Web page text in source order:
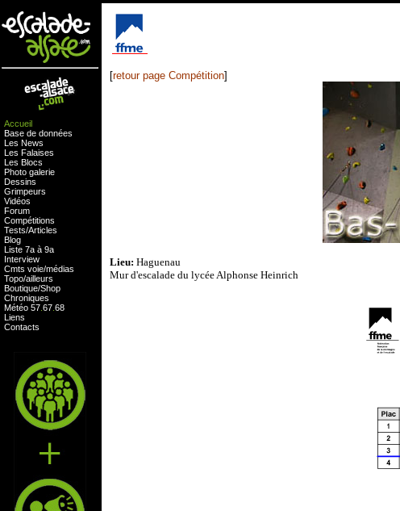
Accueil
Base de données
Les News
Les Falaises
Les Blocs
Photo galerie
Dessins
Grimpeurs
Vidéos
Forum
Compétitions
Tests/Articles
Blog
Liste 7a à 9a
Interview
Cmts voie/médias
Topo/ailleurs
Boutique/Shop
Chroniques
Météo 57 67 68
Liens
Contacts
[retour page Compétition]
Lieu: Haguenau
Mur d'escalade du lycée Alphonse Heinrich